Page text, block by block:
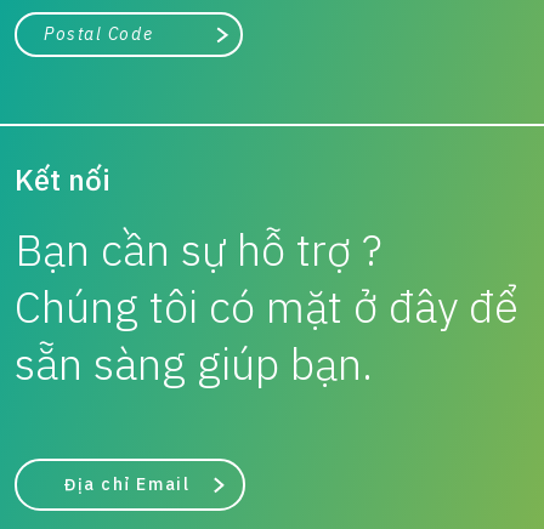
Thành phố, tiểu bang hoặc mã zip/bưu chính
Tìm kiếm
Kết nối
Bạn cần sự hỗ trợ ?
Chúng tôi có mặt ở đây để
sẵn sàng giúp bạn.
Địa chỉ Email